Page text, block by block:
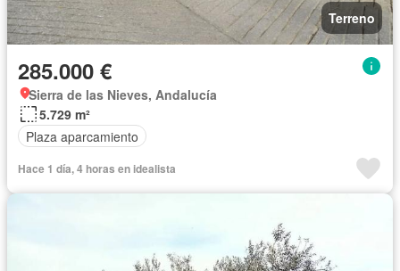
Terreno
285.000 €
Sierra de las Nieves, Andalucía
5.729 m²
Plaza aparcamiento
Hace 1 día, 4 horas en idealista